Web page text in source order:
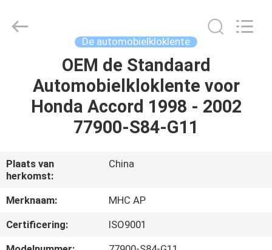
PRODUCTEN
ONS
FABRIEKSREIS
KWALITEITSCONTROLE
Limited.
De automobielkloklente
OEM de Standaard
Automobielkloklente voor
Honda Accord 1998 - 2002
77900-S84-G11
Plaats van
herkomst:
China
Merknaam:
MHC AP
Certificering:
ISO9001